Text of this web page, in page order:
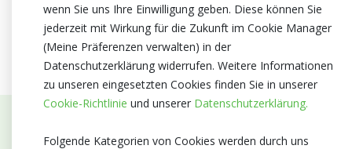
Abonnieren Sie unseren Newsletter
wenn Sie uns Ihre Einwilligung geben. Diese können Sie
jederzeit mit Wirkung für die Zukunft im Cookie Manager
(Meine Präferenzen verwalten) in der
Datenschutzerklärung widerrufen. Weitere Informationen
zu unseren eingesetzten Cookies finden Sie in unserer
Cookie-Richtlinie und unserer Datenschutzerklärung.
Folgende Kategorien von Cookies werden durch uns